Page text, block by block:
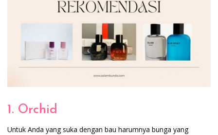
1. Orchid
Untuk Anda yang suka dengan bau harumnya bunga yang